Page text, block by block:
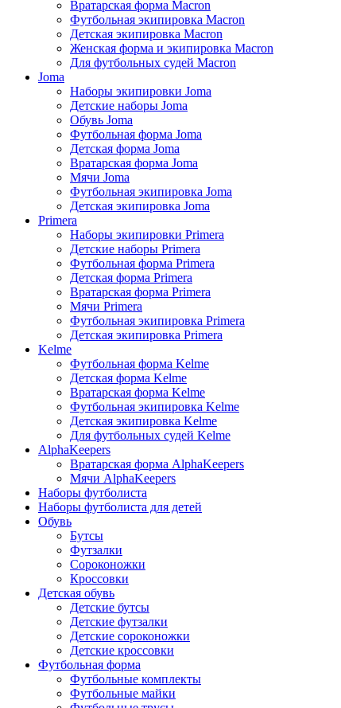
Вратарская форма Macron
Футбольная экипировка Macron
Детская экипировка Macron
Женская форма и экипировка Macron
Для футбольных судей Macron
Joma
Наборы экипировки Joma
Детские наборы Joma
Обувь Joma
Футбольная форма Joma
Детская форма Joma
Вратарская форма Joma
Мячи Joma
Футбольная экипировка Joma
Детская экипировка Joma
Primera
Наборы экипировки Primera
Детские наборы Primera
Футбольная форма Primera
Детская форма Primera
Вратарская форма Primera
Мячи Primera
Футбольная экипировка Primera
Детская экипировка Primera
Kelme
Футбольная форма Kelme
Детская форма Kelme
Вратарская форма Kelme
Футбольная экипировка Kelme
Детская экипировка Kelme
Для футбольных судей Kelme
AlphaKeepers
Вратарская форма AlphaKeepers
Мячи AlphaKeepers
Наборы футболиста
Наборы футболиста для детей
Обувь
Бутсы
Футзалки
Сороконожки
Кроссовки
Детская обувь
Детские бутсы
Детские футзалки
Детские сороконожки
Детские кроссовки
Футбольная форма
Футбольные комплекты
Футбольные майки